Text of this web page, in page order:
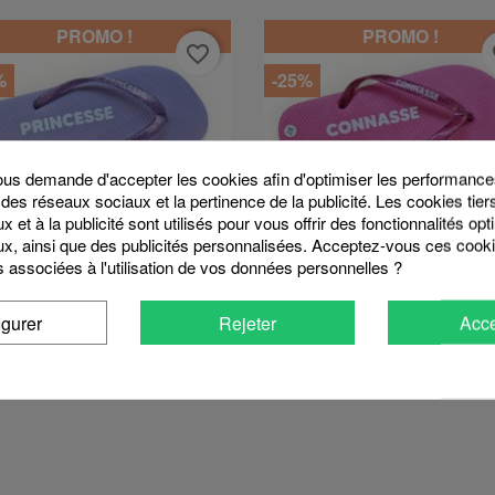
Tongs Princesse
8,00 € 6,00 €
PROMO !
favorite_border
Aperçu rapide
8,00 € 6,00 €
PROMO !
-25%
demande d'accepter les cookies afin d'optimiser les
réseaux sociaux et la pertinence de la publicité. Les cookies
et à la publicité sont utilisés pour vous offrir des fonctionnalités
ainsi que des publicités personnalisées. Acceptez-vous ces
associées à l'utilisation de vos données personnelles ?
Rejeter